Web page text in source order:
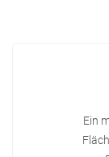
Ein